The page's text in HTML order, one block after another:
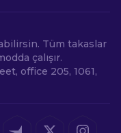
Tüm takaslar
çalışır.
office 205, 1061,